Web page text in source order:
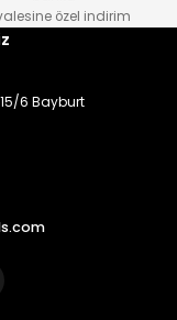
özel indirim
6 Bayburt